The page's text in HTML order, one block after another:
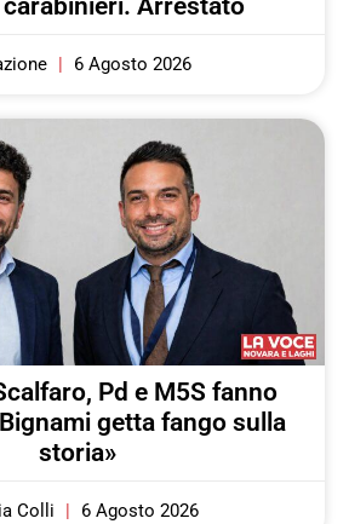
carabinieri. Arrestato
6 Agosto 2026
Pd e M5S fanno
getta fango sulla
storia»
Colli 6 Agosto 2026